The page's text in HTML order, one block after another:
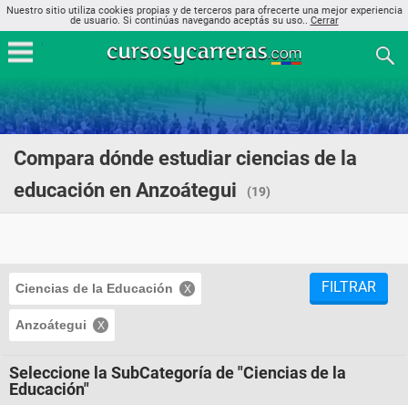
Nuestro sitio utiliza cookies propias y de terceros para ofrecerte una mejor experiencia
de usuario. Si continúas navegando aceptás su uso.. Cerrar
Compara dónde estudiar ciencias de la
educación en Anzoátegui
(19)
Ciencias de la Educación
Anzoátegui
FILTRAR
Seleccione la SubCategoría de "Ciencias de la
Educación"